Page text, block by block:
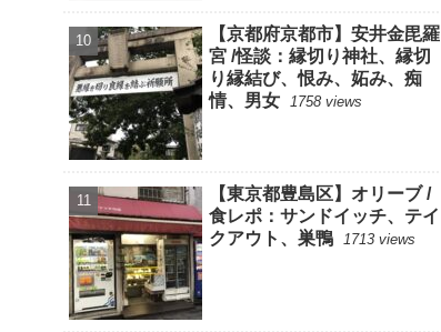
【京都府京都市】安井金毘羅
宮 /怪談：縁切り神社、縁切
り縁結び、恨み、妬み、痴
情、男女 1758 views
【東京都豊島区】オリーブ /
食レポ：サンドイッチ、テイ
クアウト、巣鴨 1713 views